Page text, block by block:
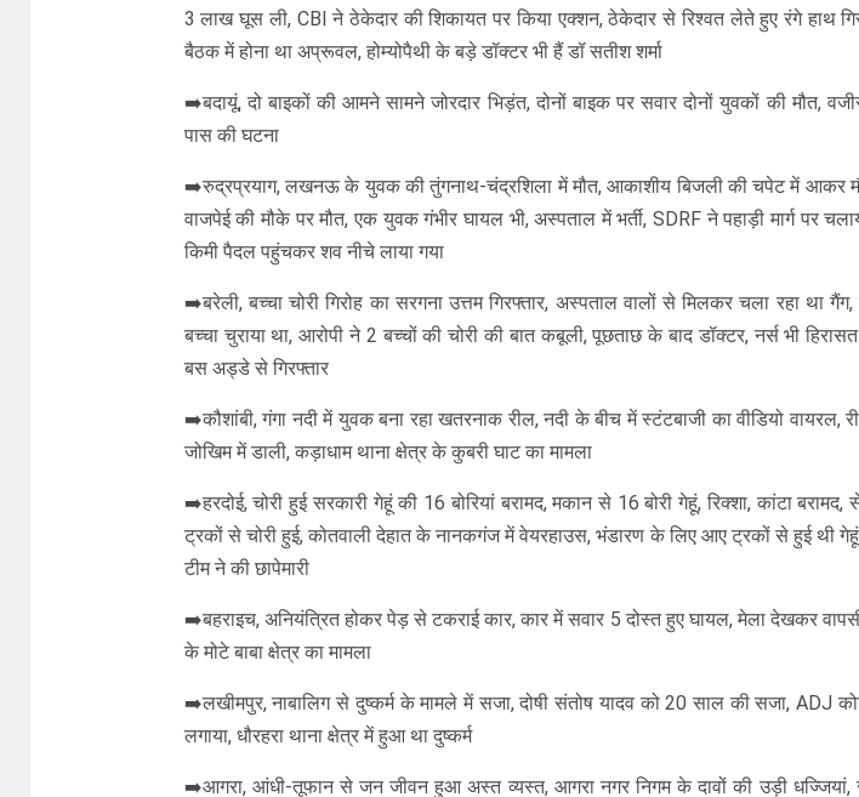
3 लाख घूस ली, CBI ने ठेकेदार की शिकायत पर किया एक्शन, ठेकेदार से रिश्वत लेते हुए रंगे हाथ
बैठक में होना था अप्रूवल, होम्योपैथी के बड़े डॉक्टर भी हैं डॉ सतीश शर्मा
➡️बदायूं, दो बाइकों की आमने सामने जोरदार भिड़ंत, दोनों बाइक पर सवार दोनों युवकों की मौत,
पास की घटना
➡️रुद्रप्रयाग, लखनऊ के युवक की तुंगनाथ-चंद्रशिला में मौत, आकाशीय बिजली की चपेट में आकर
वाजपेई की मौके पर मौत, एक युवक गंभीर घायल भी, अस्पताल में भर्ती, SDRF ने पहाड़ी मार्ग पर
किमी पैदल पहुंचकर शव नीचे लाया गया
➡️बरेली, बच्चा चोरी गिरोह का सरगना उत्तम गिरफ्तार, अस्पताल वालों से मिलकर चला रहा था
बच्चा चुराया था, आरोपी ने 2 बच्चों की चोरी की बात कबूली, पूछताछ के बाद डॉक्टर, नर्स भी
बस अड्डे से गिरफ्तार
➡️कौशांबी, गंगा नदी में युवक बना रहा खतरनाक रील, नदी के बीच में स्टंटबाजी का वीडियो वायरल,
जोखिम में डाली, कड़ाधाम थाना क्षेत्र के कुबरी घाट का मामला
➡️हरदोई, चोरी हुई सरकारी गेहूं की 16 बोरियां बरामद, मकान से 16 बोरी गेहूं, रिक्शा, कांटा
ट्रकों से चोरी हुई, कोतवाली देहात के नानकगंज में वेयरहाउस, भंडारण के लिए आए ट्रकों से हुई थी
टीम ने की छापेमारी
➡️बहराइच, अनियंत्रित होकर पेड़ से टकराई कार, कार में सवार 5 दोस्त हुए घायल, मेला देखकर
के मोटे बाबा क्षेत्र का मामला
➡️लखीमपुर, नाबालिग से दुष्कर्म के मामले में सजा, दोषी संतोष यादव को 20 साल की सजा, ADJ
लगाया, धौरहरा थाना क्षेत्र में हुआ था दुष्कर्म
➡️आगरा, आंधी-तूफान से जन जीवन हुआ अस्त व्यस्त, आगरा नगर निगम के दावों की उड़ी धज्जियां,